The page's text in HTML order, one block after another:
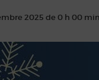
2025 de 0 h 00 min